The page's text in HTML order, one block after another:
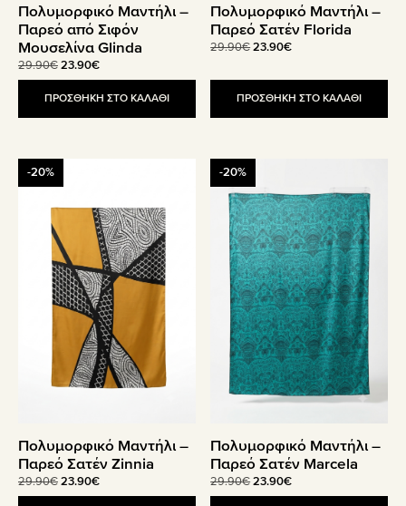
Πολυμορφικό Μαντήλι –
Παρεό από Σιφόν
Μουσελίνα Glinda
29.90€Original
price
was:
29.90€.
23.90€Η
τρέχουσα
τιμή
είναι:
ΠΡΟΣΘΗΚΗ ΣΤΟ ΚΑΛΑΘΙ
Πολυμορφικό Μαντήλι –
Παρεό Σατέν Florida
29.90€Original
was:
29.90€.
23.90€Η
τιμή
είναι:
23.90€.
ΠΡΟΣΘΗΚΗ ΣΤΟ ΚΑΛΑΘΙ
-20%
Πολυμορφικό Μαντήλι –
Παρεό Σατέν Zinnia
29.90€Original
price
23.90€Η
τρέχουσα
-20%
Πολυμορφικό Μαντήλι –
Παρεό Σατέν Marcela
29.90€Original
price
23.90€Η
τρέχουσα